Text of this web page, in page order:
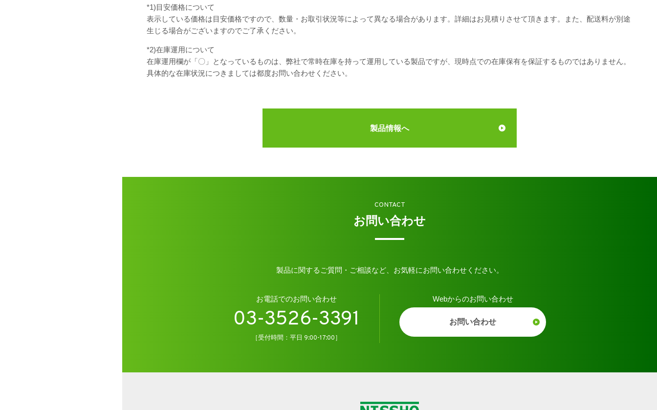
*1)目安価格について
表示している価格は目安価格ですので、数量・お取引状況等によって異なる場合があります。詳細はお見積りさせて頂きます。また、配送料が別途
生じる場合がございますのでご了承ください。
*2)在庫運用について
在庫運用欄が「〇」となっているものは、弊社で常時在庫を持って運用している製品ですが、現時点での在庫保有を保証するものではありません。
具体的な在庫状況につきましては都度お問い合わせください。
製品情報へ
CONTACT
お問い合わせ
製品に関するご質問・ご相談など、お気軽にお問い合わせください。
お電話でのお問い合わせ
03-3526-3391
［受付時間：平日 9:00-17:00］
Webからのお問い合わせ
お問い合わせ